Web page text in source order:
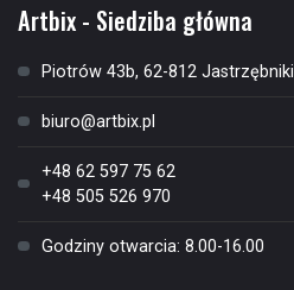
Artbix - Siedziba główna
Piotrów 43b, 62-812 Jastrzębniki
biuro@artbix.pl
+48 62 597 75 62
+48 505 526 970
Godziny otwarcia: 8.00-16.00